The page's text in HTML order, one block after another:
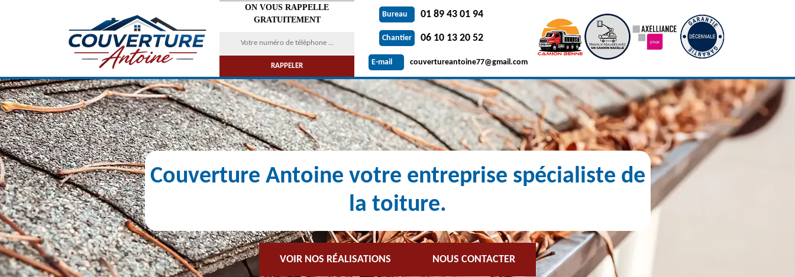
ON VOUS RAPPELLE
GRATUITEMENT
Bureau 01 89 43 01 94
Chantier 06 10 13 20 52
E-mail couvertureantoine77@gmail.com
Couverture Antoine votre entreprise spécialiste de
la toiture.
VOIR NOS RÉALISATIONS NOUS CONTACTER